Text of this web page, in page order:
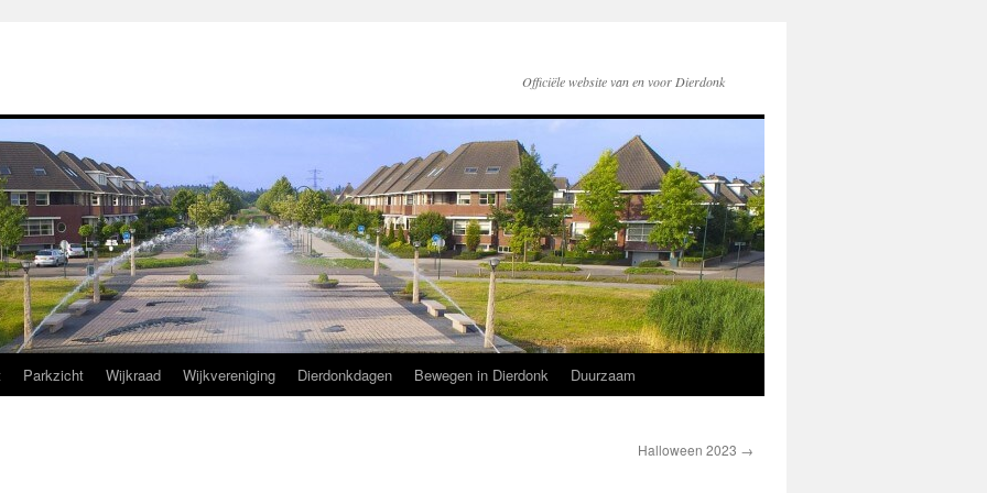
Officiële website van en voor Dierdonk
Parkzicht Wijkraad Wijkvereniging Dierdonkdagen Bewegen in Dierdonk Duurzaam
Halloween 2023 →